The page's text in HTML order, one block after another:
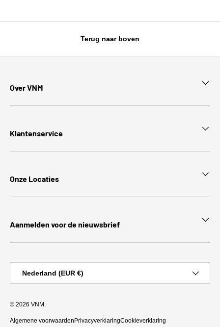
Terug naar boven
Over VNM
Klantenservice
Onze Locaties
Aanmelden voor de nieuwsbrief
Nederland (EUR €)
© 2026 VNM .
Algemene voorwaarden PrivacyverklaringCookieverklaring